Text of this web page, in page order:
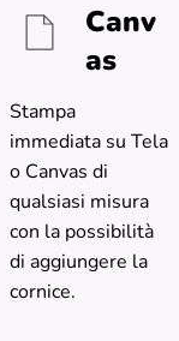
Canv
as
Stampa
immediata su Tela
o Canvas di
qualsiasi misura
con la possibilità
di aggiungere la
cornice.